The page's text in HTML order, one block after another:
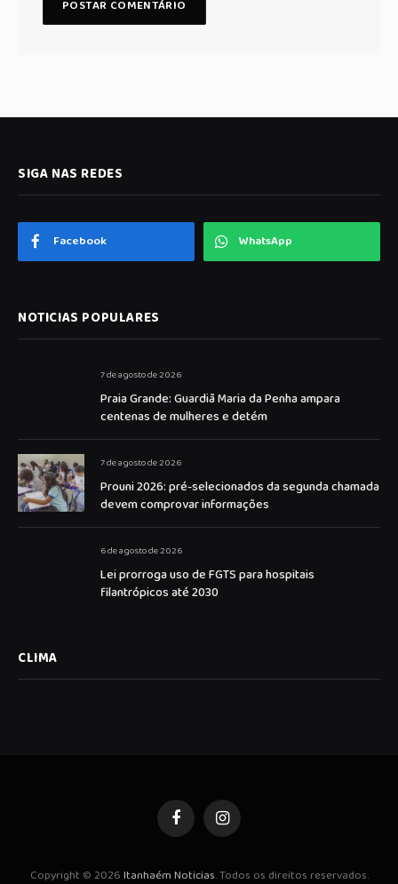
SIGA NAS REDES
Facebook WhatsApp
NOTICIAS POPULARES
7 de agosto de 2026
Praia Grande: Guardiã Maria da Penha ampara
centenas de mulheres e detém
7 de agosto de 2026
Prouni 2026: pré-selecionados da segunda chamada
devem comprovar informações
6 de agosto de 2026
Lei prorroga uso de FGTS para hospitais
filantrópicos até 2030
CLIMA
FacebookInstagram
Copyright © 2026Itanhaém Noticias. Todos os direitos reservados.